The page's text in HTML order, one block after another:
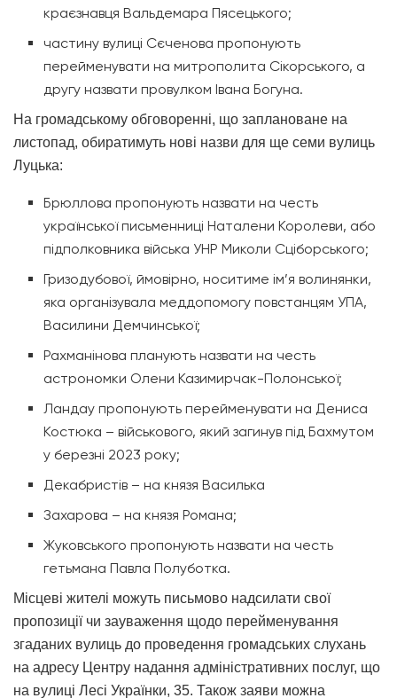
краєзнавця Вальдемара Пясецького;
частину вулиці Сєченова пропонують
перейменувати на митрополита Сікорського, а
другу назвати провулком Івана Богуна.
На громадському обговоренні, що заплановане на
листопад, обиратимуть нові назви для ще семи вулиць
Луцька:
Брюллова пропонують назвати на честь
української письменниці Наталени Королеви, або
підполковника війська УНР Миколи Сціборського;
Гризодубової, ймовірно, носитиме ім’я волинянки,
яка організувала меддопомогу повстанцям УПА,
Василини Демчинської;
Рахманінова планують назвати на честь
астрономки Олени Казимирчак-Полонської;
Ландау пропонують перейменувати на Дениса
Костюка – військового, який загинув під Бахмутом
у березні 2023 року;
Декабристів – на князя Василька
Захарова – на князя Романа;
Жуковського пропонують назвати на честь
гетьмана Павла Полуботка.
Місцеві жителі можуть письмово надсилати свої
пропозиції чи зауваження щодо перейменування
згаданих вулиць до проведення громадських слухань
на адресу Центру надання адміністративних послуг, що
на вулиці Лесі Українки, 35. Також заяви можна